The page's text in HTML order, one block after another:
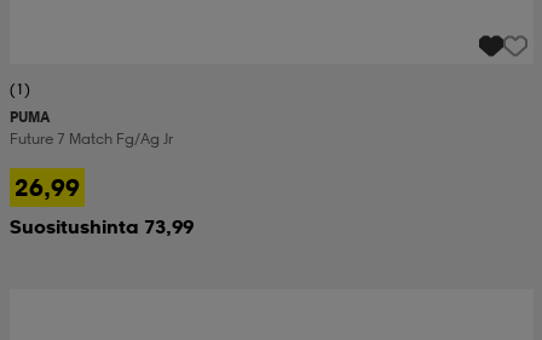
(1)
PUMA
Future 7 Match Fg/ag Jr
26,99
Suositushinta 73,99